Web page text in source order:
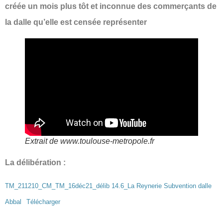
créée un mois plus tôt et inconnue des commerçants de
la dalle qu’elle est censée représenter
Extrait de www.toulouse-metropole.fr
La délibération :
TM_211210_CM_TM_16déc21_délib 14.6_La Reynerie Subvention dalle
Abbal Télécharger